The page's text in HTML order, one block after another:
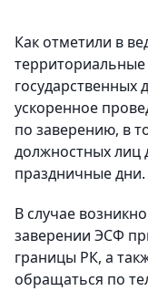
Как отметили в
государственных
ускоренное
по заверению, в
должностных лиц
праздничные дни.
В случае
заверении ЭСФ
границы РК, а
обращаться по